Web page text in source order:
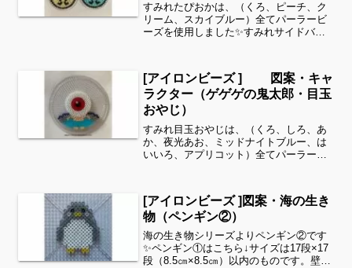
すみれたぴおかは、（くろ、ピーチ、ク
リーム、スカイブルー）全てパーラービ
ーズを使用しました✨すみれサイドバー
間がありましたら、他の図案もぜひ覗い
てみてください^ ^今回...
[アイロンビーズ ] 図案・キャ
ラクター（ゲゲゲの鬼太郎・目玉
おやじ）
すみれ目玉おやじは、（くろ、しろ、あ
か、夜光あお、ミッドナイトブルー、は
いいろ、アプリコット）全てパーラービ
ズ別に図案を見ることができます！お時
間がありましたら、他の図...
[アイロンビーズ ]図案・海の生き
物（ペンギン②）
海の生き物シリーズよりペンギン②です
✨ペンギン①はこちら↓サイズは17段×17
段（8.5㎝×8.5㎝）以内のものです。壁飾